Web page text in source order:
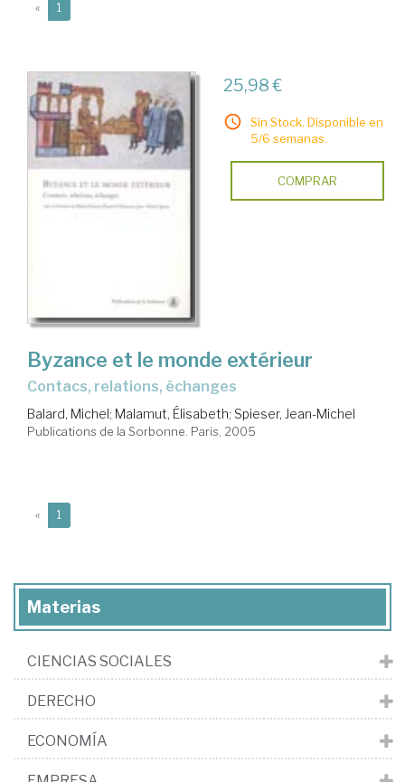
« 1
25,98 €
Sin Stock. Disponible en
5/6 semanas.
COMPRAR
Byzance et le monde extérieur
Contacs, relations, échanges
Balard, Michel; Malamut, Élisabeth; Spieser, Jean-Michel
Publications de la Sorbonne. Paris, 2005
« 1
Materias
CIENCIAS SOCIALES
DERECHO
ECONOMÍA